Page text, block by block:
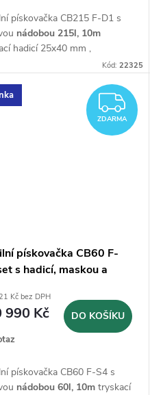
pískovačka CB215 F-D1 s
nádobou 215l, 10m
hadicí 25x40 mm ,
ochrannou
ovládáním
Start/Stop
Kód: 22325
ZDARMA
pískovačka CB60 F-
s hadicí, maskou a
Kč bez DPH
990 Kč DO KOŠÍKU
pískovačka CB60 F-S4 s
nádobou 60l, 10m tryskací